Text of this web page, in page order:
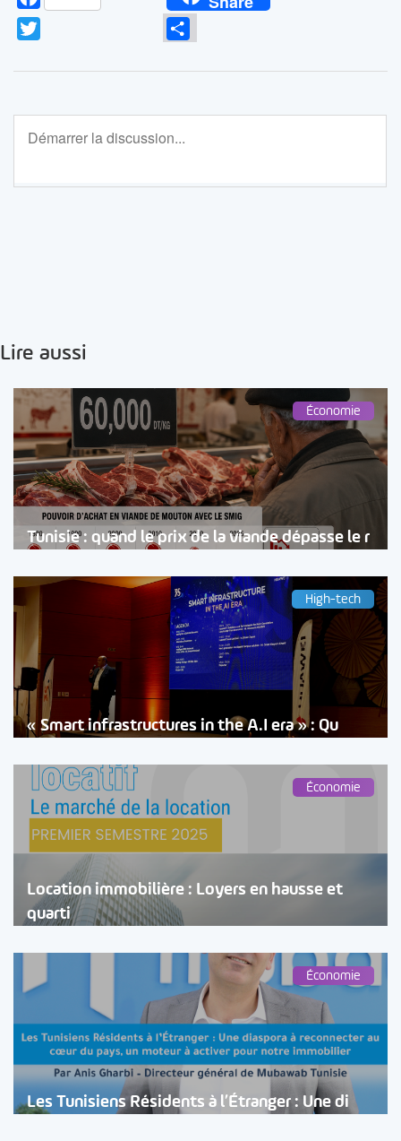
Partager
Lire aussi
Économie
Tunisie : quand le prix de la viande dépasse le r
High-tech
« Smart infrastructures in the A.I era » : Qu
Économie
Location immobilière : Loyers en hausse et
quarti
Économie
Les Tunisiens Résidents à l’Étranger : Une di